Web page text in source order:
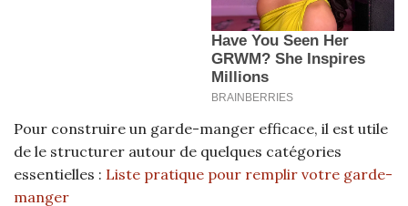
Pour construire un garde-manger efficace, il est utile
de le structurer autour de quelques catégories
essentielles : Liste pratique pour remplir votre garde-
manger